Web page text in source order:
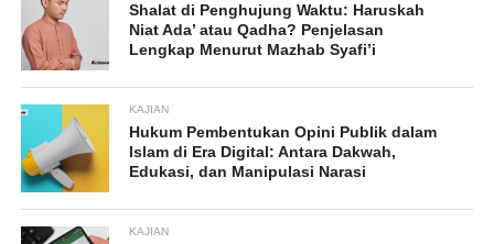
Shalat di Penghujung Waktu: Haruskah
Niat Ada’ atau Qadha? Penjelasan
Lengkap Menurut Mazhab Syafi’i
KAJIAN
Hukum Pembentukan Opini Publik dalam
Islam di Era Digital: Antara Dakwah,
Edukasi, dan Manipulasi Narasi
KAJIAN